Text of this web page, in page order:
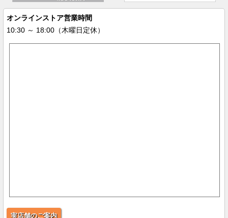
オンラインストア営業時間
10:30 ～ 18:00（木曜日定休）
実店舗のご案内